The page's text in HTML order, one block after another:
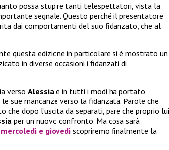
possa stupire tanti telespettatori, vista la
segnale. Questo perché il presentatore
dai comportamenti del suo fidanzato, che al
questa edizione in particolare si è mostrato un
in diverse occasioni i fidanzati di
verso Alessia e in tutti i modi ha portato
sue mancanze verso la fidanzata. Parole che
dopo l’uscita da separati, pare che proprio lui
per un nuovo confronto. Ma cosa sarà
e giovedì scopriremo finalmente la